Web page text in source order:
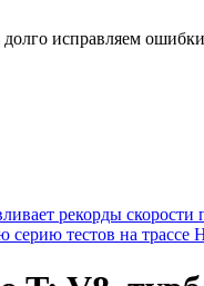
исправляем
рекорды скорости
серию тестов на трассе